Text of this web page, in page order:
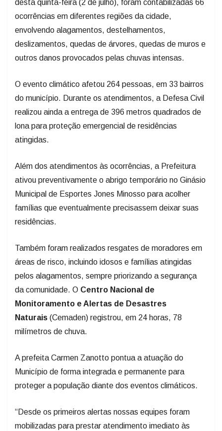
envolvendo alagamentos, destelhamentos,
deslizamentos, quedas de árvores, quedas de muros e
outros danos provocados pelas chuvas intensas.
do município. Durante os atendimentos, a Defesa Civil
realizou ainda a entrega de 396 metros quadrados de
lona para proteção emergencial de residências
atingidas.
ativou preventivamente o abrigo temporário no Ginásio
Municipal de Esportes Jones Minosso para acolher
famílias que eventualmente precisassem deixar suas
residências.
áreas de risco, incluindo idosos e famílias atingidas
pelos alagamentos, sempre priorizando a segurança
da comunidade. OCentro Nacional de
Monitoramento e Alertas de Desastres
Naturais(Cemaden) registrou, em 24 horas, 78
milímetros de chuva.
Município de forma integrada e permanente para
proteger a população diante dos eventos climáticos.
mobilizadas para prestar atendimento imediato às
famílias atingidas. Trabalhamos de forma integrada,